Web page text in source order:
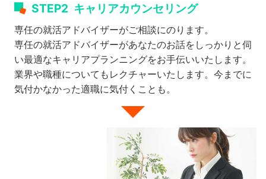
STEP2 キャリアカウンセリング
専任の就活アドバイザーがご相談にのります。
専任の就活アドバイザーがあなたのお話をしっかりと伺
い最適なキャリアプランニングをお手伝いいたします。
業界や職種についてもレクチャーいたします。今までに
気付かなかった適職に気付くことも。